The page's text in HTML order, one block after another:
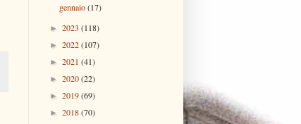
gennaio(17)
► 2023 (118)
► 2022(107)
► 2021 (41)
► 2020(22)
► 2019(69)
► 2018(70)